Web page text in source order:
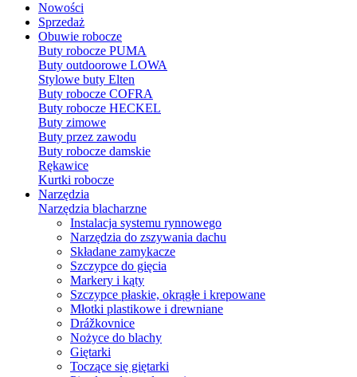
Nowości
Sprzedaż
Obuwie robocze
Buty robocze PUMA
Buty outdoorowe LOWA
Stylowe buty Elten
Buty robocze COFRA
Buty robocze HECKEL
Buty zimowe
Buty przez zawodu
Buty robocze damskie
Rękawice
Kurtki robocze
Narzędzia
Narzędzia blacharzne
Instalacja systemu rynnowego
Narzędzia do zszywania dachu
Składane zamykacze
Szczypce do gięcia
Markery i kąty
Szczypce płaskie, okrągłe i krepowane
Młotki plastikowe i drewniane
Drážkovnice
Nożyce do blachy
Giętarki
Toczące się giętarki